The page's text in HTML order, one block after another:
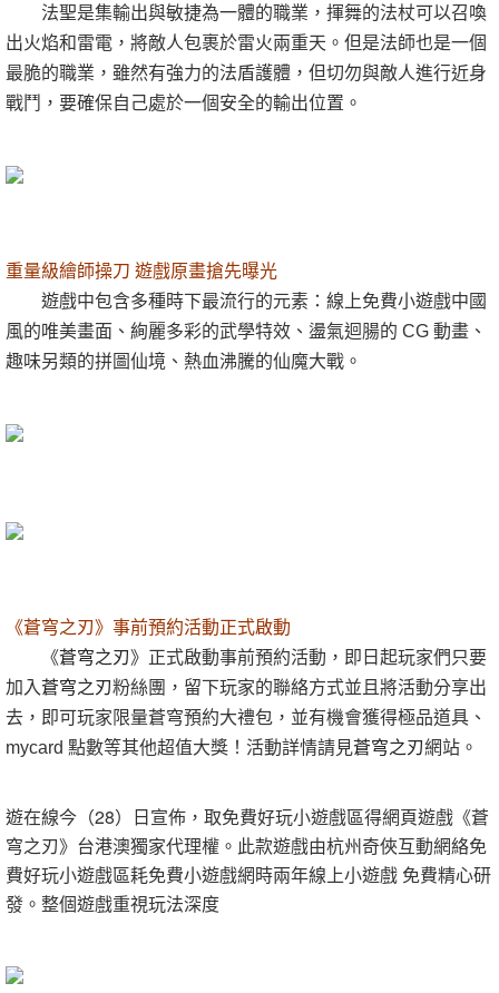
法聖是集輸出與敏捷為一體的職業，揮舞的法杖可以召喚
出火焰和雷電，將敵人包裹於雷火兩重天。但是法師也是一個
最脆的職業，雖然有強力的法盾護體，但切勿與敵人進行近身
戰鬥，要確保自己處於一個安全的輸出位置。
重量級繪師操刀 遊戲原畫搶先曝光
遊戲中包含多種時下最流行的元素：線上免費小遊戲中國
風的唯美畫面、絢麗多彩的武學特效、盪氣迴腸的 CG 動畫、
趣味另類的拼圖仙境、熱血沸騰的仙魔大戰。
《蒼穹之刃》事前預約活動正式啟動
《蒼穹之刃》正式啟動事前預約活動，即日起玩家們只要
加入蒼穹之刃粉絲團，留下玩家的聯絡方式並且將活動分享出
去，即可玩家限量蒼穹預約大禮包，並有機會獲得極品道具、
mycard 點數等其他超值大獎！活動詳情請見蒼穹之刃網站。
遊在線今（28）日宣佈，取免費好玩小遊戲區得網頁遊戲《蒼
穹之刃》台港澳獨家代理權。此款遊戲由杭州奇俠互動網絡免
費好玩小遊戲區耗免費小遊戲網時兩年線上小遊戲 免費精心研
發。整個遊戲重視玩法深度